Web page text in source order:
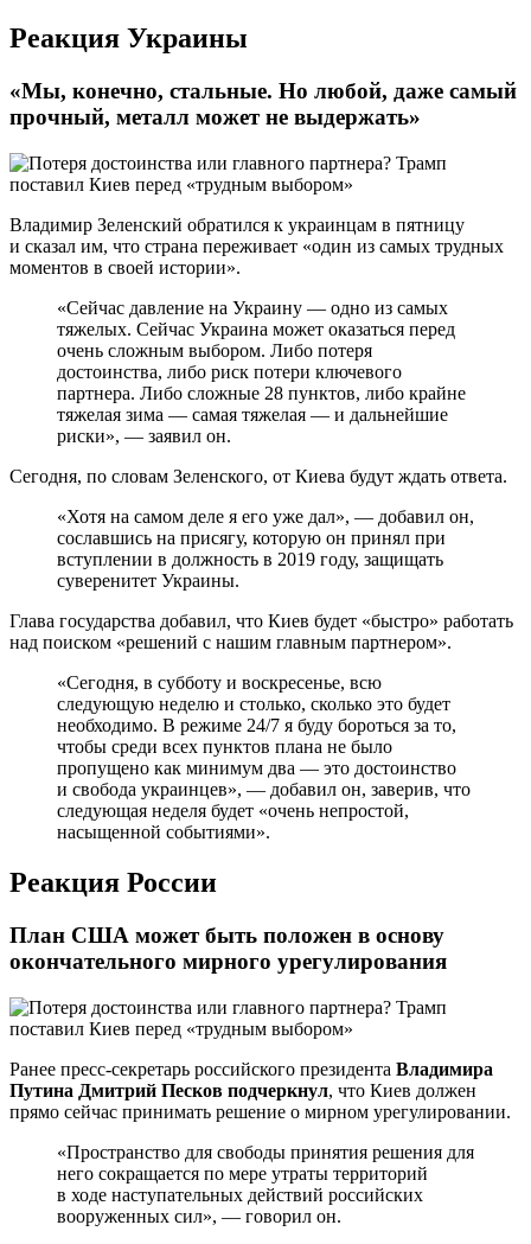
Реакция Украины
«Мы, конечно, стальные. Но любой, даже самый
прочный, металл может не выдержать»
Владимир Зеленский обратился к украинцам в пятницу
и сказал им, что страна переживает «один из самых трудных
моментов в своей истории».
«Сейчас давление на Украину — одно из самых
тяжелых. Сейчас Украина может оказаться перед
очень сложным выбором. Либо потеря
достоинства, либо риск потери ключевого
партнера. Либо сложные 28 пунктов, либо крайне
тяжелая зима — самая тяжелая — и дальнейшие
риски», — заявил он.
Сегодня, по словам Зеленского, от Киева будут ждать ответа.
«Хотя на самом деле я его уже дал», — добавил он,
сославшись на присягу, которую он принял при
вступлении в должность в 2019 году, защищать
суверенитет Украины.
Глава государства добавил, что Киев будет «быстро» работать
над поиском «решений с нашим главным партнером».
«Сегодня, в субботу и воскресенье, всю
следующую неделю и столько, сколько это будет
необходимо. В режиме 24/7 я буду бороться за то,
чтобы среди всех пунктов плана не было
пропущено как минимум два — это достоинство
и свобода украинцев», — добавил он, заверив, что
следующая неделя будет «очень непростой,
насыщенной событиями».
Реакция России
План США может быть положен в основу
окончательного мирного урегулирования
Ранее пресс-секретарь российского президента Владимира
Путина Дмитрий Песков подчеркнул, что Киев должен
прямо сейчас принимать решение о мирном урегулировании.
«Пространство для свободы принятия решения для
него сокращается по мере утраты территорий
в ходе наступательных действий российских
вооруженных сил», — говорил он.